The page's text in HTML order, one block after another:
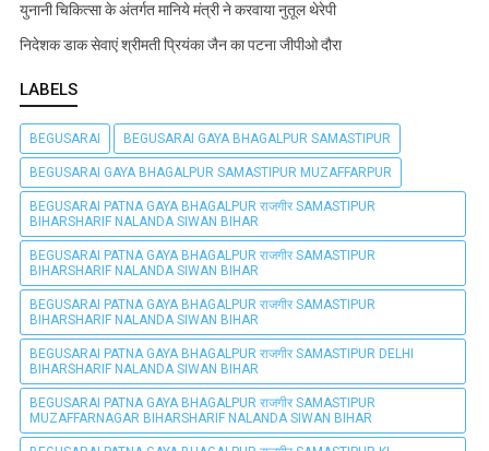
युनानी चिकित्सा के अंतर्गत मानिये मंत्री ने करवाया नुतूल थेरेपी
निदेशक डाक सेवाएं श्रीमती प्रियंका जैन का पटना जीपीओ दौरा
LABELS
BEGUSARAI BEGUSARAI GAYA BHAGALPUR SAMASTIPUR
BEGUSARAI GAYA BHAGALPUR SAMASTIPUR MUZAFFARPUR
BEGUSARAI PATNA GAYA BHAGALPUR राजगीर SAMASTIPUR
BIHARSHARIF NALANDA SIWAN BIHAR
BEGUSARAI PATNA GAYA BHAGALPUR राजगीर SAMASTIPUR
BIHARSHARIF NALANDA SIWAN BIHAR
BEGUSARAI PATNA GAYA BHAGALPUR राजगीर SAMASTIPUR
BIHARSHARIF NALANDA SIWAN BIHAR
BEGUSARAI PATNA GAYA BHAGALPUR राजगीर SAMASTIPUR DELHI
BIHARSHARIF NALANDA SIWAN BIHAR
BEGUSARAI PATNA GAYA BHAGALPUR राजगीर SAMASTIPUR
MUZAFFARNAGAR BIHARSHARIF NALANDA SIWAN BIHAR